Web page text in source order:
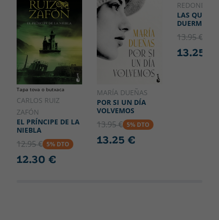
Tapa tova o butxaca
CARLOS RUIZ
ZAFÓN
EL PRÍNCIPE DE LA
NIEBLA
12.95 € 5% DTO
12.30 €
MARÍA DUEÑAS
POR SI UN DÍA
VOLVEMOS
13.95 € 5% DTO
13.25 €
REDONDO
LAS QUE NO
DUERMEN
13.95 €
13.25 €